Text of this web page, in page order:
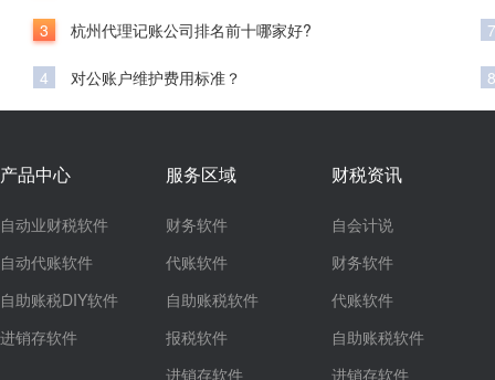
3 杭州代理记账公司排名前十哪家好?
4 对公账户维护费用标准？
7
8
产品中心
自动业财税软件
自动代账软件
自助账税DIY软件
进销存软件
服务区域
财务软件
代账软件
自助账税软件
报税软件
进销存软件
财税资讯
自会计说
财务软件
代账软件
自助账税软件
进销存软件